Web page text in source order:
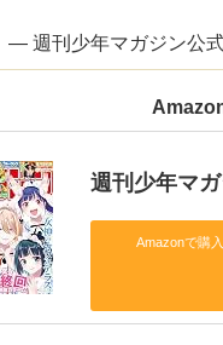
— 週刊少年マガジン公
週刊少年マ
Amazonで購入